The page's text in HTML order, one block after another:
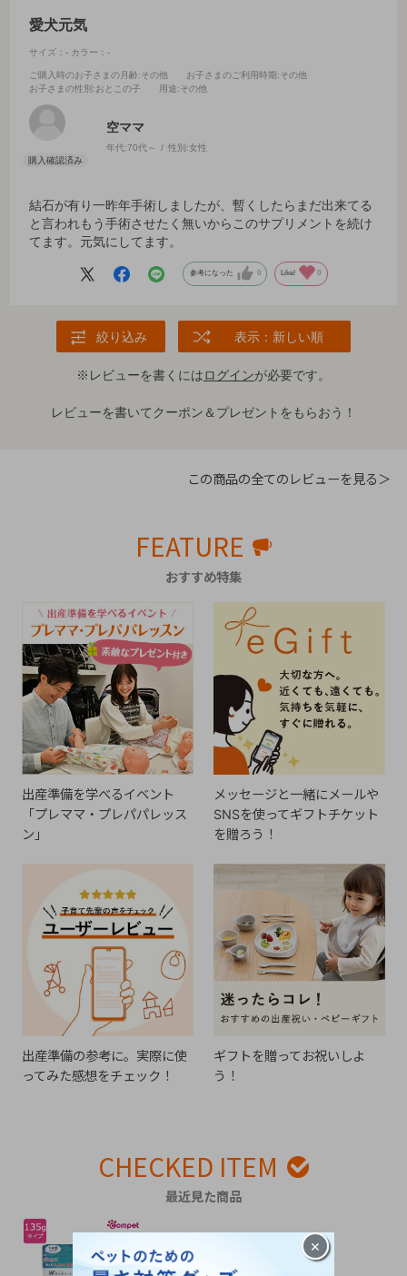
愛犬元気
サイズ：- カラー：-
ご購入時のお子さまの月齢:その他 お子さまのご利用時期 :その他
お子さまの性別 :おとこの子 用途:その他
空ママ
年代:70代～ 性別:女性
結石が有り一昨年手術しましたが、暫くしたらまだ出来てる
と言われもう手術させたく無いからこのサプリメントを続け
てます。元気にしてます。
参考になった 0 Like! 0
絞り込み 表示：新しい順
※レビューを書くにはログインが必要です。
レビューを書いてクーポン＆プレゼントをもらおう！
この商品の全てのレビューを見る＞
FEATURE
おすすめ特集
出産準備を学べるイベント
「プレママ・プレパパレッス
ン」
メッセージと一緒にメールや
SNSを使ってギフトチケット
を贈ろう！
出産準備の参考に。実際に使
ってみた感想をチェック！
ギフトを贈ってお祝いしよ
う！
CHECKED ITEM
最近見た商品
×